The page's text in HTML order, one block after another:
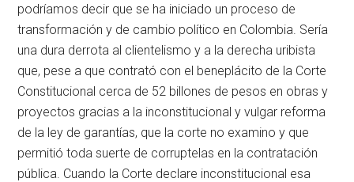
podríamos decir que se ha iniciado un proceso de
transformación y de cambio político en Colombia. Sería
una dura derrota al clientelismo y a la derecha uribista
que, pese a que contrató con el beneplácito de la Corte
Constitucional cerca de 52 billones de pesos en obras y
proyectos gracias a la inconstitucional y vulgar reforma
de la ley de garantías, que la corte no examino y que
permitió toda suerte de corruptelas en la contratación
pública. Cuando la Corte declare inconstitucional esa